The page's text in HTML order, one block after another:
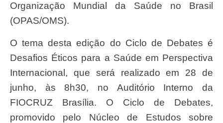
Organização Mundial da Saúde no Brasil
(OPAS/OMS).
O tema desta edição do Ciclo de Debates é
Desafios Éticos para a Saúde em Perspectiva
Internacional, que será realizado em 28 de
junho, às 8h30, no Auditório Interno da
FIOCRUZ Brasília. O Ciclo de Debates,
promovido pelo Núcleo de Estudos sobre